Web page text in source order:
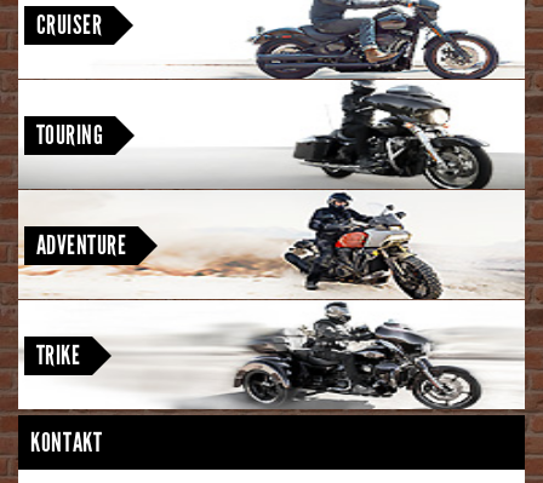
Classic
CRUISER
Road King Special · Street Glide · Road Glide · Street Glide Ultra · CVO
Street Glide · CVO Road Glide · CVO Road Glide ST
TOURING
Pan America 1250 Special · Pan America 1250 ST · CVO Pan America
ADVENTURE
TRIKE
KONTAKT